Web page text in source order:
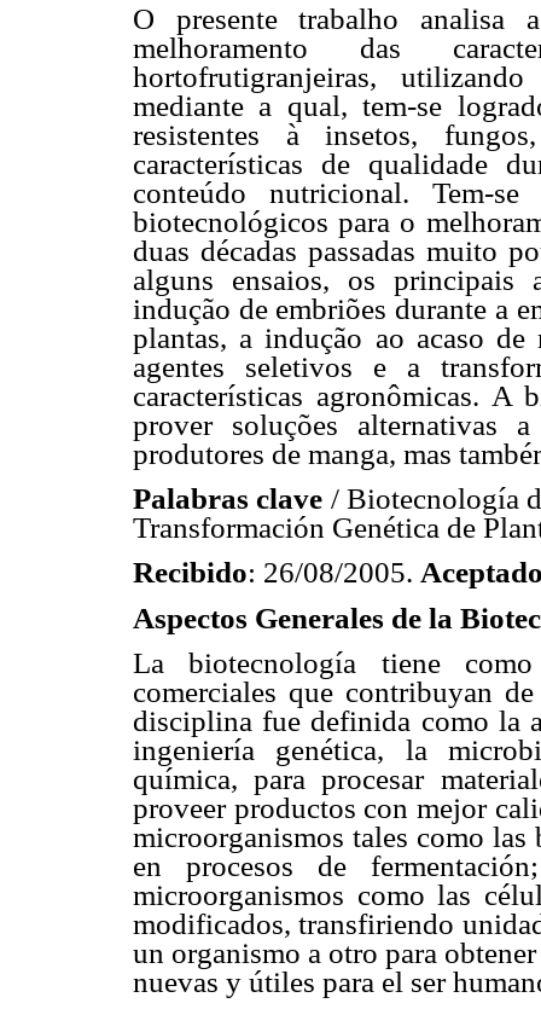
O presente trabalho analisa
melhoramento das
hortofrutigranjeiras,
mediante a qual, tem-se
resistentes à insetos,
características de qualidade
conteúdo nutricional. Tem-
biotecnológicos para o
duas décadas passadas muito
alguns ensaios, os principais
indução de embriões durante a
plantas, a indução ao acaso de
agentes seletivos e a
características agronômicas.
prover soluções alternativas
produtores de manga, mas
Palabras clave / Biotecnología
Transformación Genética de
Recibido: 26/08/2005.
Aspectos Generales de la
La biotecnología tiene
comerciales que contribuyan
disciplina fue definida como la
ingeniería genética, la
química, para procesar
proveer productos con mejor
microorganismos tales como
en procesos de
microorganismos como las
modificados, transfiriendo
un organismo a otro para
nuevas y útiles para el ser